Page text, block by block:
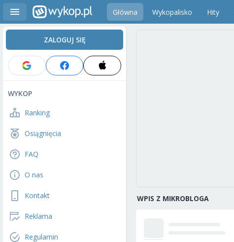
Główna Wykopalisko Hity
ZALOGUJ SIĘ
WYKOP
Ranking
Osiągnięcia
FAQ
O nas
Kontakt
Reklama
Regulamin
WPIS Z MIKROBLOGA